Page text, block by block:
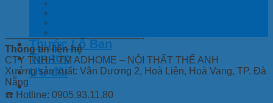
Thước Lỗ Ban
Tin tức
Ưu đãi
——————————————-
Thông tin liên hệ
CTY TNHH TM ADHOME – NỘI THẤT THẾ ANH
Xưởng sản xuất: Vân Dương 2, Hoà Liên, Hoà Vang, TP. Đà
Nẵng
☎️ Hotline: 0905.93.11.80